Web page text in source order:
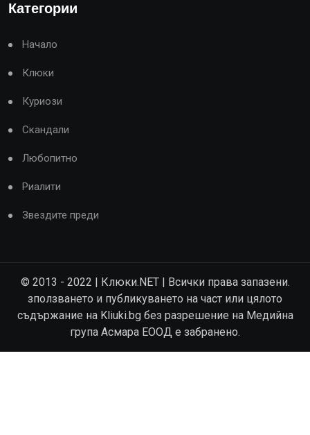
Категории
Начало
Клюки
Куриози
Скандали
Любопитно
Риалити
Звездите преди
© 2013 - 2022 | Клюки.NET | Всички права запазени.
зползването и публикуването на част или цялото
съдържание на Kliuki.bg без разрешение на Медийна
група Асмара ЕООД е забранено.